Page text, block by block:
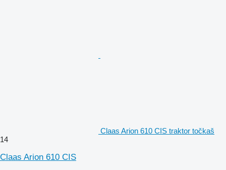
Claas Arion 610 CIS traktor točkaš
14
Claas Arion 610 CIS